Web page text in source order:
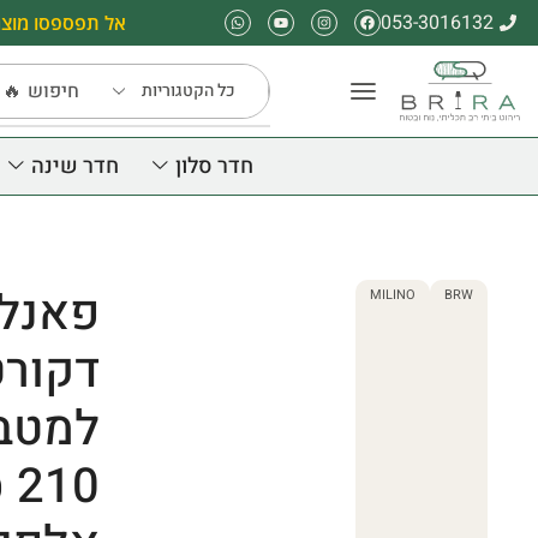
053-3016132 אל תפספסו
חיפוש
חדר סלון חדר שינה
BRW
MILINO